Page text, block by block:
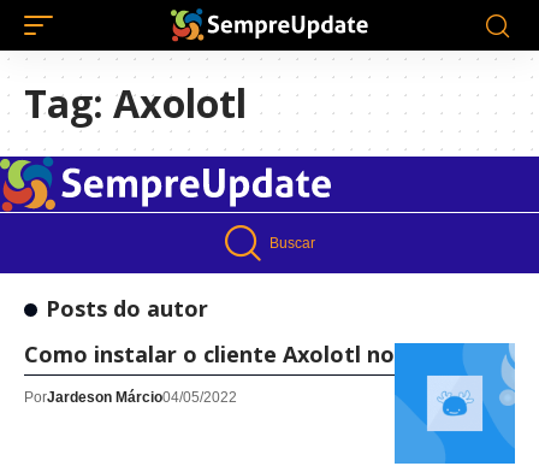
Tag: Axolotl
Buscar
Posts do autor
Como instalar o cliente Axolotl no Linux!
PorJardeson Márcio04/05/2022